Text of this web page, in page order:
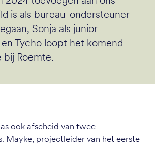
is als bureau-ondersteuner
Sonja als junior
Tycho loopt het komend
bij Roemte.
ook afscheid van twee
Mayke, projectleider van het eerste